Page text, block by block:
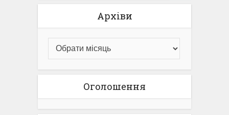
Архіви
Оголошення